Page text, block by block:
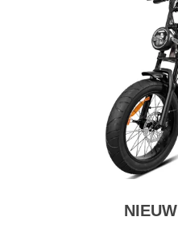
NIEUW